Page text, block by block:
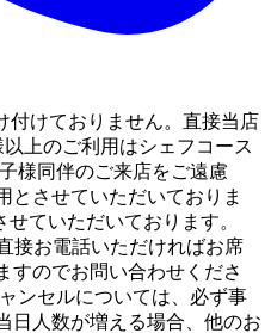
けておりません。直接当店
上のご利用はシェフコース
様同伴のご来店をご遠慮
とさせていただいておりま
ていただいております。
接お電話いただければお席
すのでお問い合わせくださ
ンセルについては、必ず事
日人数が増える場合、他のお